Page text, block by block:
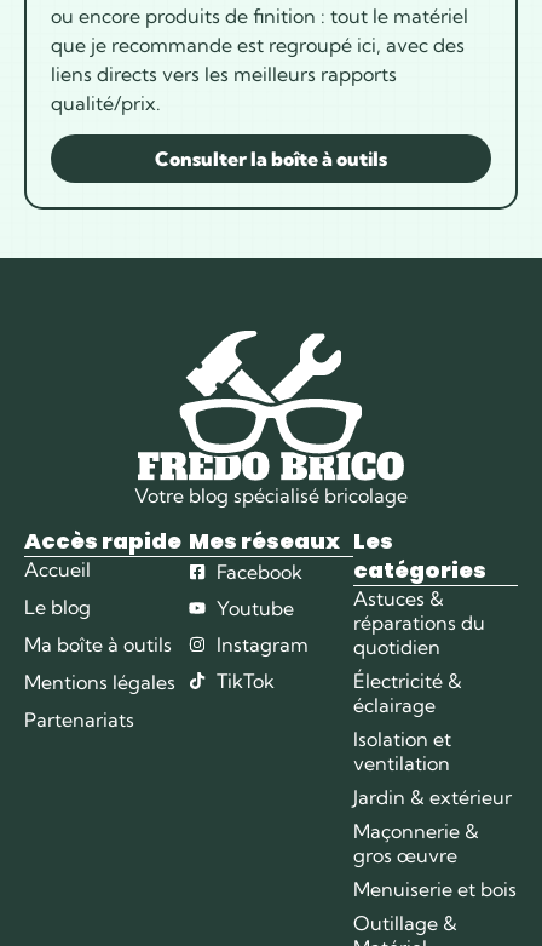
ou encore produits de finition : tout le matériel
que je recommande est regroupé ici, avec des
liens directs vers les meilleurs rapports
qualité/prix.
Consulter la boîte à outils
Votre blog spécialisé bricolage
Accès rapide
Accueil
Le blog
Ma boîte à outils
Mentions légales
Partenariats
Mes réseaux
Facebook
Youtube
Instagram
TikTok
Les
catégories
Astuces &
réparations du
quotidien
Électricité &
éclairage
Isolation et
ventilation
Jardin & extérieur
Maçonnerie &
gros œuvre
Menuiserie et bois
Outillage &